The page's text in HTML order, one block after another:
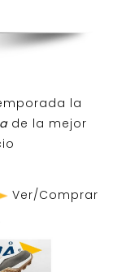
la
de la mejor
Ver/Comprar